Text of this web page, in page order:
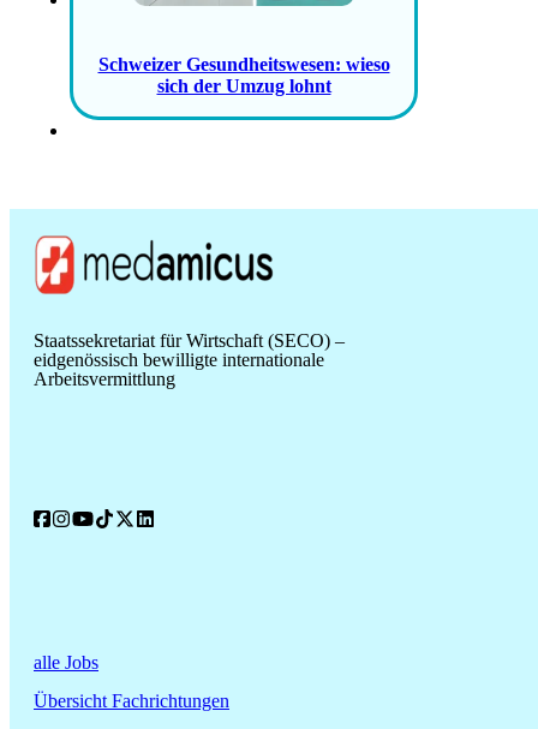
Schweizer Gesundheitswesen: wieso
sich der Umzug lohnt
Staatssekretariat für Wirtschaft (SECO) –
eidgenössisch bewilligte internationale
Arbeitsvermittlung
alle Jobs
Übersicht Fachrichtungen